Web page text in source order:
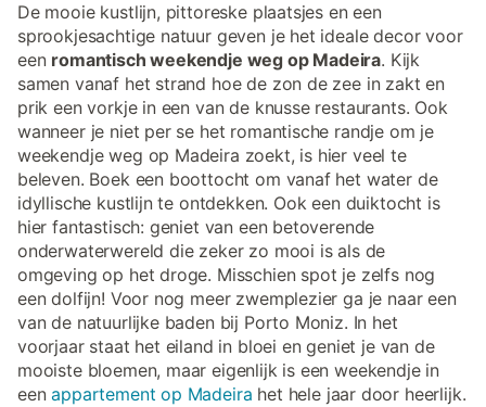
De mooie kustlijn, pittoreske plaatsjes en een
sprookjesachtige natuur geven je het ideale decor voor
een romantisch weekendje weg op Madeira. Kijk
samen vanaf het strand hoe de zon de zee in zakt en
prik een vorkje in een van de knusse restaurants. Ook
wanneer je niet per se het romantische randje om je
weekendje weg op Madeira zoekt, is hier veel te
beleven. Boek een boottocht om vanaf het water de
idyllische kustlijn te ontdekken. Ook een duiktocht is
hier fantastisch: geniet van een betoverende
onderwaterwereld die zeker zo mooi is als de
omgeving op het droge. Misschien spot je zelfs nog
een dolfijn! Voor nog meer zwemplezier ga je naar een
van de natuurlijke baden bij Porto Moniz. In het
voorjaar staat het eiland in bloei en geniet je van de
mooiste bloemen, maar eigenlijk is een weekendje in
eenappartement op Madeira het hele jaar door heerlijk.